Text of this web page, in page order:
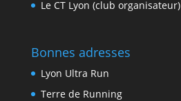
Le CT Lyon (club organisateur)
Bonnes adresses
Lyon Ultra Run
Terre de Running